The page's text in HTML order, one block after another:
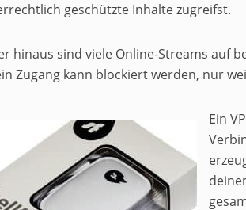
geschützte Inhalte zugreifst.
hinaus sind viele Online-Streams auf
Zugang kann blockiert werden, nur
Ein